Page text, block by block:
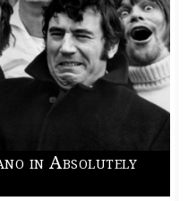
in Absolutely